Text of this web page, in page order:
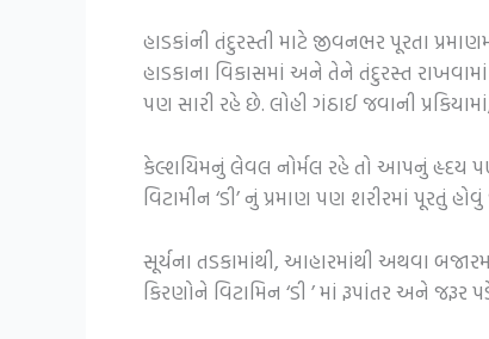
હાડકાંની તંદુરસ્તી માટે જીવનભર પૂરતા
હાડકાના વિકાસમાં અને તેને તંદુરસ્ત
પણ સારી રહે છે. લોહી ગંઠાઈ જવાની
કેલ્શયિમનું લેવલ નોર્મલ રહે તો આપનું હૃદય
વિટામીન ‘ડી’ નું પ્રમાણ પણ શરીરમાં પૂરતું
સૂર્યના તડકામાંથી, આહારમાંથી અથવા
કિરણોને વિટામિન ‘ડી ’ માં રૂપાંતર અને જરૂર